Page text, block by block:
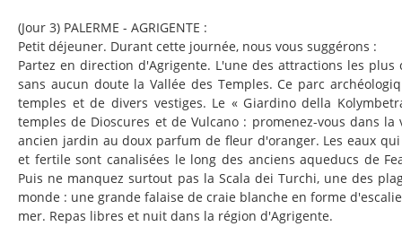
(Jour 3) PALERME - AGRIGENTE :
Petit déjeuner. Durant cette journée, nous vous suggérons :
Partez en direction d'Agrigente. L'une des attractions les plus
sans aucun doute la Vallée des Temples. Ce parc
temples et de divers vestiges. Le « Giardino della
temples de Dioscures et de Vulcano : promenez-vous dans
ancien jardin au doux parfum de fleur d'oranger. Les eaux
et fertile sont canalisées le long des anciens aqueducs de
Puis ne manquez surtout pas la Scala dei Turchi, une des
monde : une grande falaise de craie blanche en forme
mer. Repas libres et nuit dans la région d'Agrigente.